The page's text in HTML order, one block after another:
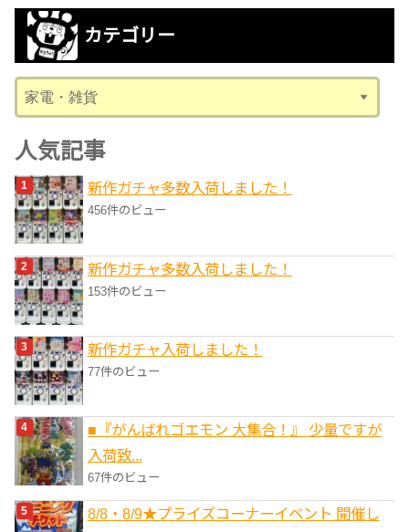
カ
ブ
カテゴリー
カ
テ
ゴ
リ
ー
人気記事
新作ガチャ多数入荷しました！
456件のビュー
新作ガチャ多数入荷しました！
153件のビュー
新作ガチャ入荷しました！
77件のビュー
■『がんばれゴエモン 大集合！』 少量ですが
入荷致...
67件のビュー
8/8・8/9★プライズコーナーイベント 開催し